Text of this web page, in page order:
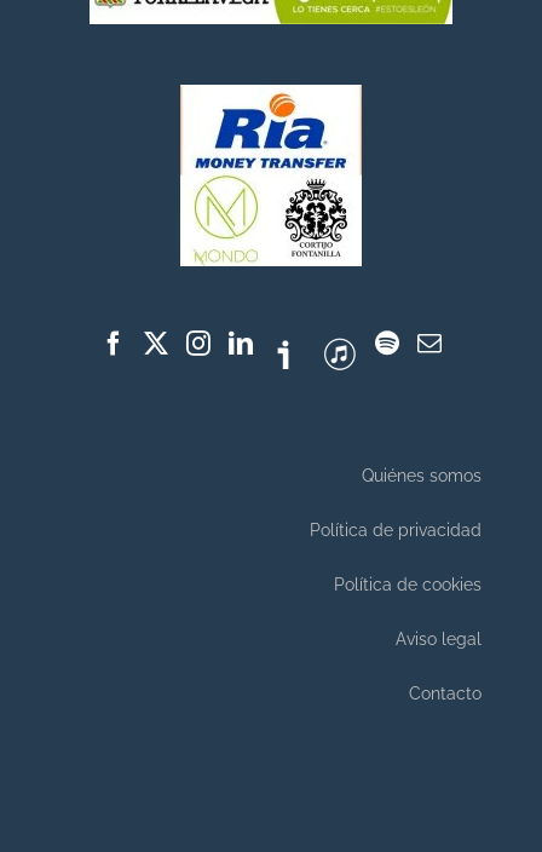
Quiénes somos
Política de privacidad
Política de cookies
Aviso legal
Contacto